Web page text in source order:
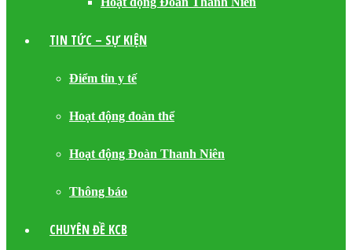
TIN TỨC – SỰ KIỆN
Điểm tin y tế
Hoạt động đoàn thể
Hoạt động Đoàn Thanh Niên
Thông báo
CHUYÊN ĐỀ KCB